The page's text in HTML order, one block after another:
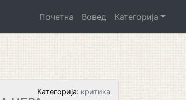
Почетна Вовед Категорија
Категорија: критика